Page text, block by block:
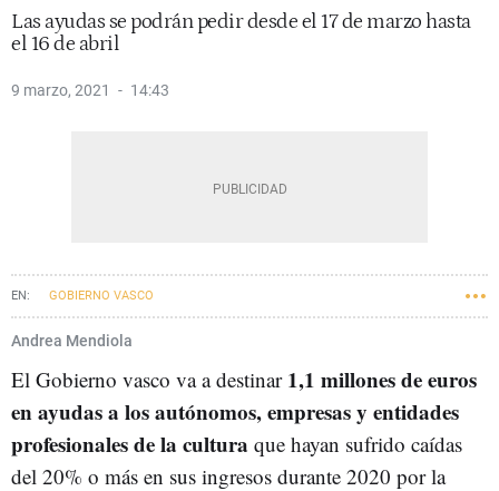
Las ayudas se podrán pedir desde el 17 de marzo hasta
el 16 de abril
9 marzo, 2021 14:43
GOBIERNO VASCO
Andrea Mendiola
El Gobierno vasco va a destinar 1,1 millones de euros
en ayudas a los autónomos, empresas y entidades
profesionales de la cultura que hayan sufrido caídas
del 20% o más en sus ingresos durante 2020 por la